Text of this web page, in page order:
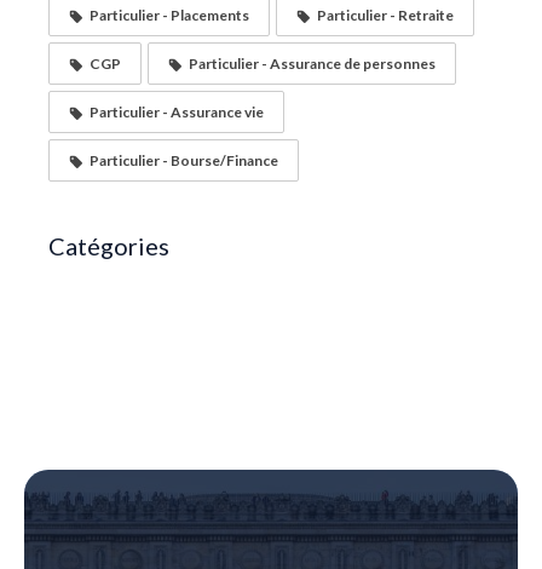
Particulier - Placements Particulier - Retraite
CGP Particulier - Assurance de personnes
Particulier - Assurance vie
Particulier - Bourse/Finance
Catégories